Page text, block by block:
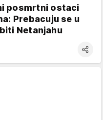
posmrtni ostaci
Prebacuju se u
Netanjahu